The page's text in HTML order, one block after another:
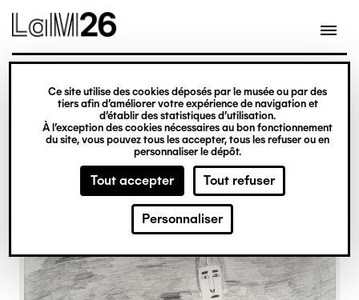
Gestion des cookies
Ce site utilise des cookies déposés par le musée ou par des
tiers afin d’améliorer votre expérience de navigation et
d’établir des statistiques d’utilisation.
À l’exception des cookies nécessaires au bon fonctionnement
du site, vous pouvez tous les accepter, tous les refuser ou en
personnaliser le dépôt.
Tout accepter Tout refuser
Personnaliser
contenu